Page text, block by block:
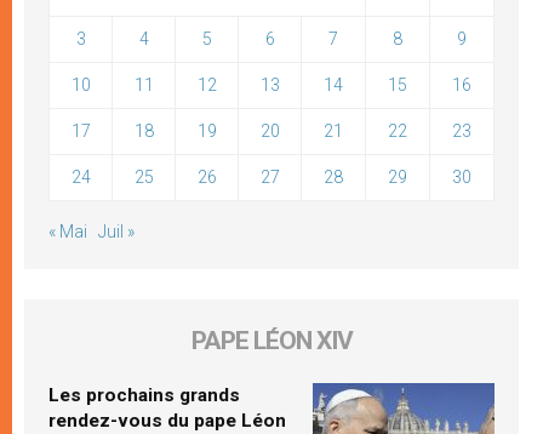
3 4 5 6 7 8 9
10 11 12 13 14 15 16
17 18 19 20 21 22 23
24 25 26 27 28 29 30
« Mai Juil »
PAPE LÉON XIV
Les prochains grands
rendez-vous du pape Léon